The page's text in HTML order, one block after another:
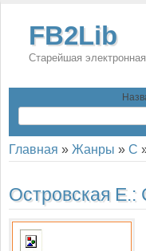
FB2Lib
Старейшая
Главная » Жанры » С
Островская E.: